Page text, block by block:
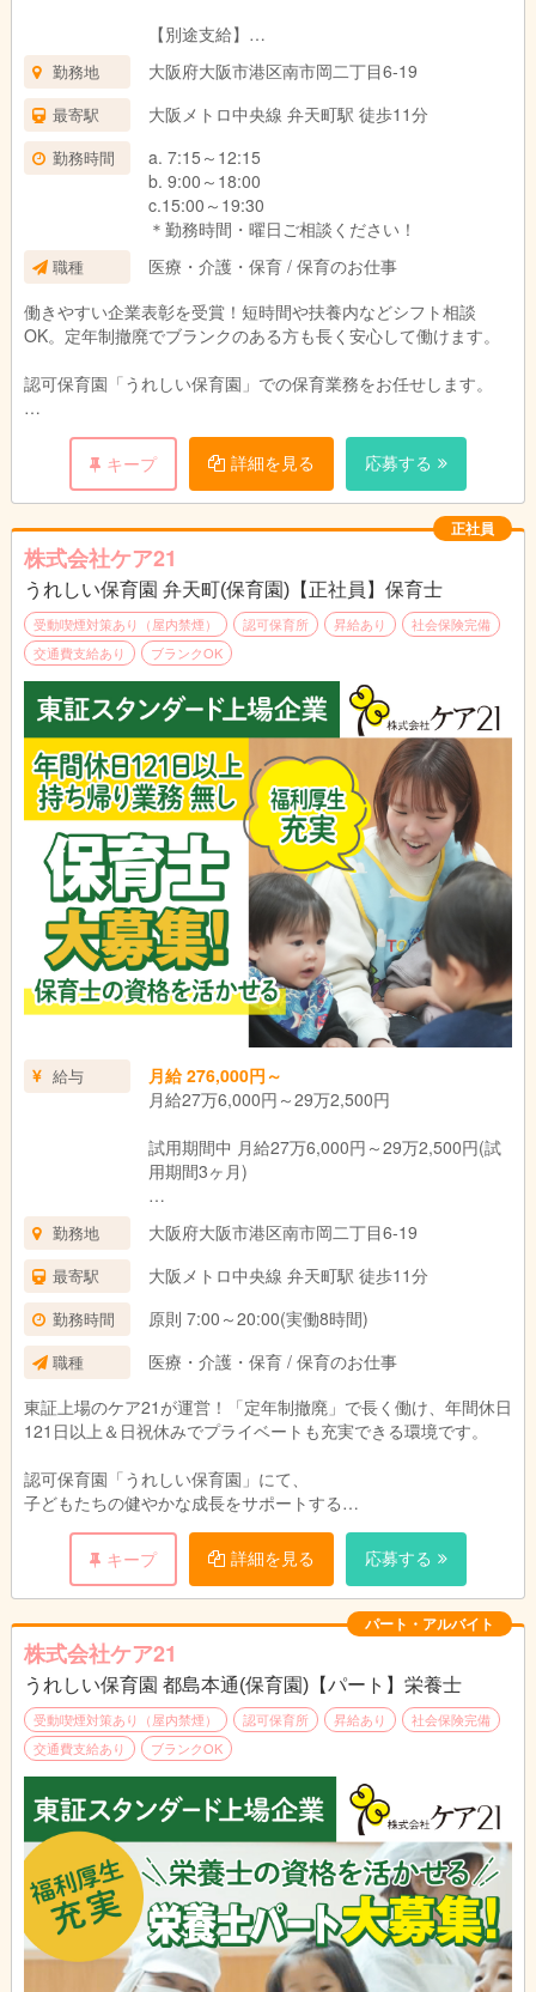
【別途支給】
朝夕手当 300円/回
(7：00～9：00/18：30～20：30の時間帯に勤務
した回数に応じ支給)
試用期間：3ヶ月(同条件)
勤務地 大阪府大阪市港区南市岡二丁目6-19
最寄駅 大阪メトロ中央線 弁天町駅 徒歩11分
勤務時間
a. 7:15～12:15
b. 9:00～18:00
c.15:00～19:30
＊勤務時間・曜日ご相談ください！
職種
医療・介護・保育 / 保育のお仕事
働きやすい企業表彰を受賞！短時間や扶養内などシフト相談
OK。定年制撤廃でブランクのある方も長く安心して働けます。
認可保育園「うれしい保育園」での保育業務をお任せします。
子どもたちの遊びや食事のサポート、見守りなどが中心です。
残業や持ち帰り仕事はなく、
先輩スタッフが丁寧にフォローするため、
未経験の方や久しぶりの職場復帰となる方も安心。
ライフスタイルに合わせた働き方が可能です。
キープ 詳細を見る 応募する
正社員
株式会社ケア21
うれしい保育園 弁天町(保育園)【正社員】保育士
受動喫煙対策あり（屋内禁煙） 認可保育所 昇給あり
社会保険完備
交通費支給あり
ブランクOK
給与
月給 276,000円～
月給27万6,000円～29万2,500円
試用期間中 月給27万6,000円～29万2,500円(試
用期間3ヶ月)
■基本給 170,000円
・資格手当(保育士) 11,000円
・経験給 30,000円～46,500円（社内経験給含
む）
・業態手当 40,000円
（固定残業代14時間分として ※超過分は別途支
試用期間：3ヶ月(同条件)
勤務地 大阪府大阪市港区南市岡二丁目6-19
最寄駅 大阪メトロ中央線 弁天町駅 徒歩11分
勤務時間 原則 7:00～20:00(実働8時間)
職種
医療・介護・保育 / 保育のお仕事
東証上場のケア21が運営！「定年制撤廃」で長く働け、年間休日
121日以上＆日祝休みでプライベートも充実できる環境です。
認可保育園「うれしい保育園」にて、
子どもたちの健やかな成長をサポートする
保育業務全般をお任せします。
遊びの指導、食事・お昼寝の補助、保護者対応など。
持ち帰り残業や負担を減らす取り組みを行っており、
未経験やブランクがある方も
丁寧な研修とフォロー体制で安心してスタートできます。
キープ 詳細を見る 応募する
パート・アルバイト
株式会社ケア21
うれしい保育園 都島本通(保育園)【パート】栄養士
受動喫煙対策あり（屋内禁煙） 認可保育所 昇給あり
社会保険完備
交通費支給あり
ブランクOK